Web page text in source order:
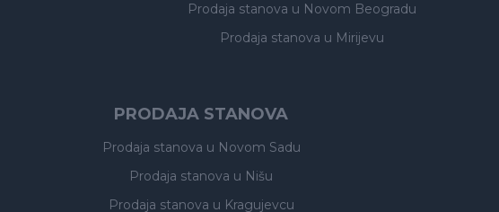
Prodaja stanova u Novom Beogradu
Prodaja stanova u Mirijevu
PRODAJA STANOVA
Prodaja stanova u Novom Sadu
Prodaja stanova u Nišu
Prodaja stanova u Kragujevcu